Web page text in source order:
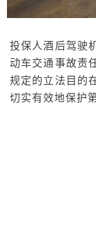
投保人酒后驾驶
动车交通事故责
规定的立法目的
切实有效地保护